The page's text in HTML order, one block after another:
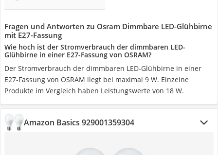
Fragen und Antworten zu Osram Dimmbare LED-Glühbirne
mit E27-Fassung
Wie hoch ist der Stromverbrauch der dimmbaren LED-
Glühbirne in einer E27-Fassung von OSRAM?
Der Stromverbrauch der dimmbaren LED-Glühbirne in einer
E27-Fassung von OSRAM liegt bei maximal 9 W. Einzelne
Produkte im Vergleich haben Leistungswerte von 18 W.
Amazon Basics 929001359304